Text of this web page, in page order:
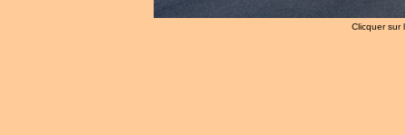
Clicquer sur